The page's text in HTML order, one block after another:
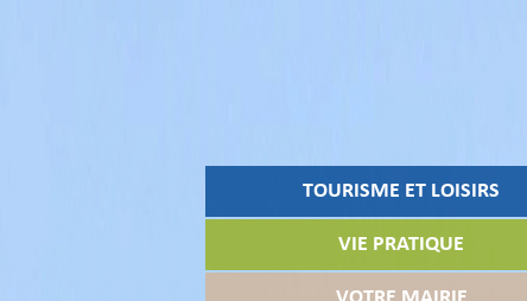
TOURISME ET LOISIRS
VIE PRATIQUE